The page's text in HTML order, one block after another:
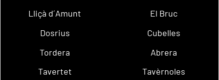
Lliçà d´Amunt
El Bruc
Dosrius
Cubelles
Tordera
Abrera
Tavertet
Tavèrnoles